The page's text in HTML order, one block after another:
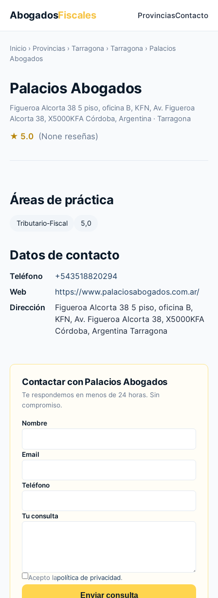
AbogadosFiscales ProvinciasContacto
Inicio › Provincias › Tarragona › Tarragona › Palacios
Abogados
Palacios Abogados
Figueroa Alcorta 38 5 piso, oficina B, KFN, Av. Figueroa
Alcorta 38, X5000KFA Córdoba, Argentina · Tarragona
★ 5.0 (None reseñas)
Áreas de práctica
Tributario-Fiscal 5,0
Datos de contacto
Teléfono
+543518820294
Web
https://www.palaciosabogados.com.ar/
Dirección
Figueroa Alcorta 38 5 piso, oficina B,
KFN, Av. Figueroa Alcorta 38, X5000KFA
Córdoba, Argentina Tarragona
Contactar con Palacios Abogados
Te respondemos en menos de 24 horas. Sin
compromiso.
Nombre
Email
Teléfono
Tu consulta
Acepto lapolítica de privacidad.
Enviar consulta